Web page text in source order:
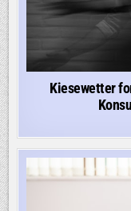
Kiesewetter